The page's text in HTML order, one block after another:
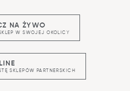
NA ŻYWO
W SWOJEJ OKOLICY
SKLEPÓW PARTNERSKICH